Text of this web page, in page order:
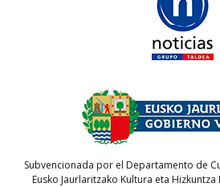
Subvencionada por el Departamento de
Eusko Jaurlaritzako Kultura eta